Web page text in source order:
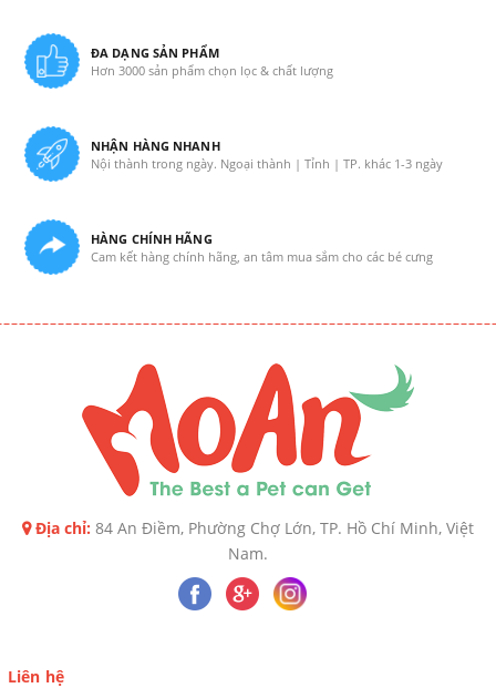
ĐA DẠNG SẢN PHẨM
Hơn 3000 sản phẩm chọn lọc & chất lượng
NHẬN HÀNG NHANH
Nội thành trong ngày. Ngoại thành | Tỉnh | TP. khác 1-3 ngày
HÀNG CHÍNH HÃNG
Cam kết hàng chính hãng, an tâm mua sắm cho các bé cưng
Địa chỉ: 84 An Điềm, Phường Chợ Lớn, TP. Hồ Chí Minh, Việt
Nam.
Liên hệ